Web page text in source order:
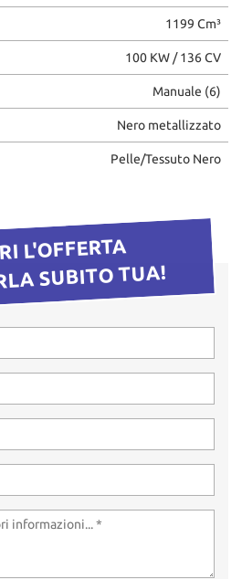
1199 Cm³
100 KW / 136 CV
Manuale (6)
Nero metallizzato
Pelle/Tessuto Nero
L'OFFERTA
SUBITO TUA!